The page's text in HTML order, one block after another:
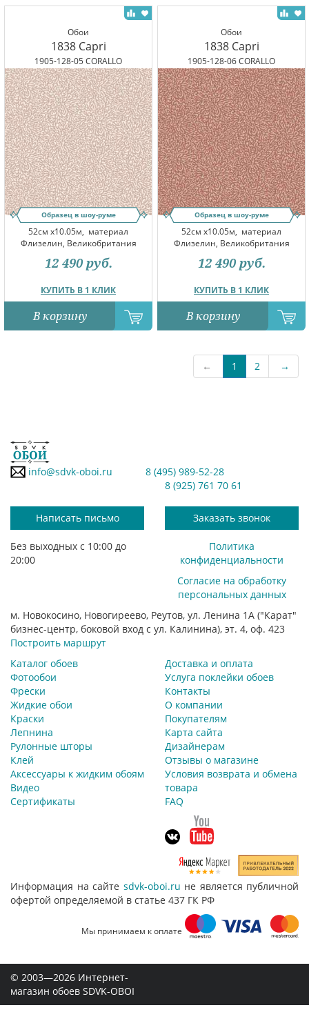
Обои
1838 Capri
1905-128-05 CORALLO
Образец в шоу-руме
52см x10.05м, материал
Флизелин, Великобритания
КУПИТЬ В 1 КЛИК
12 490 руб.
В корзину
Обои
1838 Capri
1905-128-06 CORALLO
Образец в шоу-руме
52см x10.05м, материал
Флизелин, Великобритания
КУПИТЬ В 1 КЛИК
12 490 руб.
В корзину
← 1 2 →
info@sdvk-oboi.ru
8 (495) 989-52-28
8 (925) 761 70 61
Написать письмо Заказать звонок
Без выходных с 10:00 до
20:00
Политика
конфиденциальности
Согласие на обработку
персональных данных
м. Новокосино, Новогиреево, Реутов, ул. Ленина 1А ("Карат"
бизнес-центр, боковой вход с ул. Калинина), эт. 4, оф. 423
Построить маршрут
Каталог обоев
Фотообои
Фрески
Жидкие обои
Краски
Лепнина
Рулонные шторы
Клей
Аксессуары к жидким обоям
Видео
Сертификаты
Доставка и оплата
Услуга поклейки обоев
Контакты
О компании
Покупателям
Карта сайта
Дизайнерам
Отзывы о магазине
Условия возврата и обмена
товара
FAQ
Информация на сайте sdvk-oboi.ru не является публичной
офертой определяемой в статье 437 ГК РФ
Мы принимаем к оплате
© 2003—2026 Интернет-
магазин обоев SDVK-OBOI